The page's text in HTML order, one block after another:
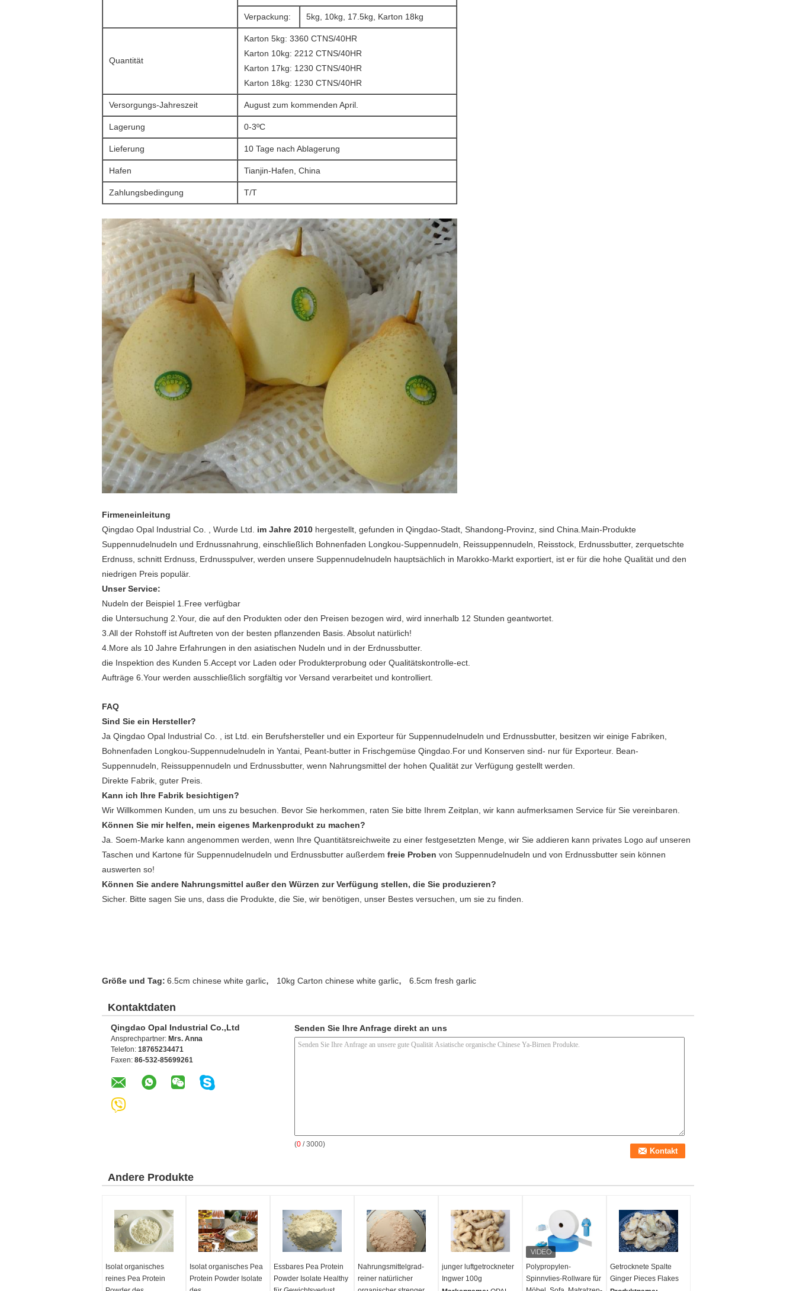
Verpackung: 5kg, 10kg, 17.5kg, Karton 18kg
Quantität
Karton 5kg: 3360 CTNS/40HR
Karton 10kg: 2212 CTNS/40HR
Karton 17kg: 1230 CTNS/40HR
Karton 18kg: 1230 CTNS/40HR
Versorgungs-Jahreszeit August zum kommenden April.
Lagerung 0-3ºC
Lieferung 10 Tage nach Ablagerung
Hafen Tianjin-Hafen, China
Zahlungsbedingung T/T
Firmeneinleitung
Qingdao Opal Industrial Co. , Wurde Ltd. im Jahre 2010 hergestellt, gefunden in Qingdao-Stadt, Shandong-Provinz, sind China.Main-Produkte
Suppennudelnudeln und Erdnussnahrung, einschließlich Bohnenfaden Longkou-Suppennudeln, Reissuppennudeln, Reisstock, Erdnussbutter, zerquetschte
Erdnuss, schnitt Erdnuss, Erdnusspulver, werden unsere Suppennudelnudeln hauptsächlich in Marokko-Markt exportiert, ist er für die hohe Qualität und den
niedrigen Preis populär.
Unser Service:
Nudeln der Beispiel 1.Free verfügbar
die Untersuchung 2.Your, die auf den Produkten oder den Preisen bezogen wird, wird innerhalb 12 Stunden geantwortet.
3.All der Rohstoff ist Auftreten von der besten pflanzenden Basis. Absolut natürlich!
4.More als 10 Jahre Erfahrungen in den asiatischen Nudeln und in der Erdnussbutter.
die Inspektion des Kunden 5.Accept vor Laden oder Produkterprobung oder Qualitätskontrolle-ect.
Aufträge 6.Your werden ausschließlich sorgfältig vor Versand verarbeitet und kontrolliert.
FAQ
Sind Sie ein Hersteller?
Ja Qingdao Opal Industrial Co. , ist Ltd. ein Berufshersteller und ein Exporteur für Suppennudelnudeln und Erdnussbutter, besitzen wir einige Fabriken,
Bohnenfaden Longkou-Suppennudelnudeln in Yantai, Peant-butter in Frischgemüse Qingdao.For und Konserven sind- nur für Exporteur. Bean-
Suppennudeln, Reissuppennudeln und Erdnussbutter, wenn Nahrungsmittel der hohen Qualität zur Verfügung gestellt werden.
Direkte Fabrik, guter Preis.
Kann ich Ihre Fabrik besichtigen?
Wir Willkommen Kunden, um uns zu besuchen. Bevor Sie herkommen, raten Sie bitte Ihrem Zeitplan, wir kann aufmerksamen Service für Sie vereinbaren.
Können Sie mir helfen, mein eigenes Markenprodukt zu machen?
Ja. Soem-Marke kann angenommen werden, wenn Ihre Quantitätsreichweite zu einer festgesetzten Menge, wir Sie addieren kann privates Logo auf unseren
Taschen und Kartone für Suppennudelnudeln und Erdnussbutter außerdem freie Proben von Suppennudelnudeln und von Erdnussbutter sein können
auswerten so!
Können Sie andere Nahrungsmittel außer den Würzen zur Verfügung stellen, die Sie produzieren?
Sicher. Bitte sagen Sie uns, dass die Produkte, die Sie, wir benötigen, unser Bestes versuchen, um sie zu finden.
Größe und Tag: 6.5cm chinese white garlic, 10kg Carton chinese white garlic, 6.5cm fresh garlic
Kontaktdaten
Qingdao Opal Industrial Co.,Ltd
Ansprechpartner: Mrs. Anna
Telefon: 18765234471
Faxen: 86-532-85699261
Senden Sie Ihre Anfrage direkt an uns
(0 / 3000)
Andere Produkte
Isolat organisches
reines Pea Protein
Isolat organisches Pea
Protein Powder Isolate
Essbares Pea Protein
Powder Isolate Healthy
Nahrungsmittelgrad-
reiner natürlicher
junger luftgetrockneter
Ingwer 100g
Polypropylen-
Spinnvlies-Rollware für
Getrocknete Spalte
Ginger Pieces Flakes